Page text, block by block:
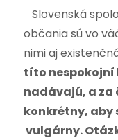
Slovenská
občania sú vo
nimi aj
títo
nadávajú, a za
konkrétny, aby
vulgárny.